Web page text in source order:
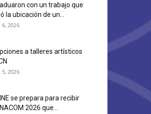
con un trabajo que
la ubicación de un...
2026
a talleres artísticos
2026
se prepara para recibir
2026 que...